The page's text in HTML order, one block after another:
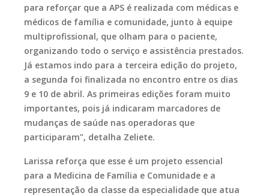
para reforçar que a APS é realizada com médicas e
médicos de família e comunidade, junto à equipe
multiprofissional, que olham para o paciente,
organizando todo o serviço e assistência prestados.
Já estamos indo para a terceira edição do projeto,
a segunda foi finalizada no encontro entre os dias
9 e 10 de abril. As primeiras edições foram muito
importantes, pois já indicaram marcadores de
mudanças de saúde nas operadoras que
participaram”, detalha Zeliete.
Larissa reforça que esse é um projeto essencial
para a Medicina de Família e Comunidade e a
representação da classe da especialidade que atua